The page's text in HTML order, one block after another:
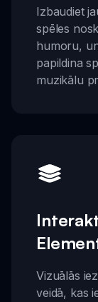
Izbaudiet
spēles
humoru,
papildina
muzikālu
Vizuālās
veidā, kas